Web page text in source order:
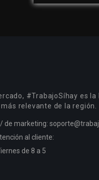
#TrabajoSíhay es
relevante de la región.
de marketing:
al cliente:
de 8 a 5